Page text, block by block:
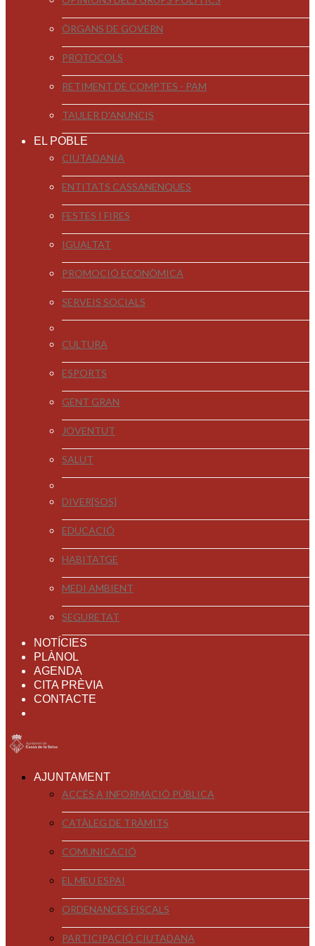
ÒRGANS DE GOVERN
PROTOCOLS
RETIMENT DE COMPTES - PAM
TAULER D'ANUNCIS
EL POBLE
CIUTADANIA
ENTITATS CASSANENQUES
FESTES I FIRES
IGUALTAT
PROMOCIÓ ECONÒMICA
SERVEIS SOCIALS
CULTURA
ESPORTS
GENT GRAN
JOVENTUT
SALUT
DIVER[SOS]
EDUCACIÓ
HABITATGE
MEDI AMBIENT
SEGURETAT
NOTÍCIES
PLÀNOL
AGENDA
CITA PRÈVIA
CONTACTE
AJUNTAMENT
ACCÉS A INFORMACIÓ PÚBLICA
CATÀLEG DE TRÀMITS
COMUNICACIÓ
EL MEU ESPAI
ORDENANCES FISCALS
PARTICIPACIÓ CIUTADANA